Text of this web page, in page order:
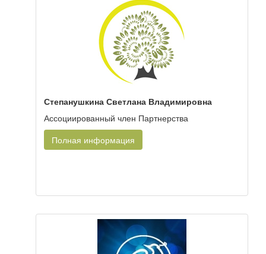
Степанушкина Светлана Владимировна
Ассоциированный член Партнерства
Полная информация